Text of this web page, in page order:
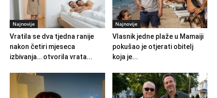
Najnovije
Vratila se dva tjedna ranije
nakon četiri mjeseca
izbivanja… otvorila vrata...
Najnovije
Vlasnik jedne plaže u Mamaiji
pokušao je otjerati obitelj
koja je...